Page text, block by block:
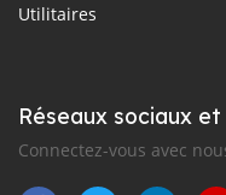
Utilitaires
Réseaux sociaux
Connectez-vous avec